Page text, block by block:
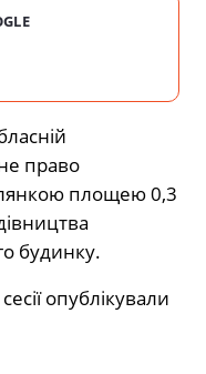
право
площею 0,3
будинку.
опублікували